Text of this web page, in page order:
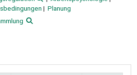
Planung